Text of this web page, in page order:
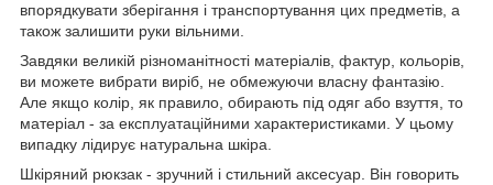
впорядкувати зберігання і транспортування цих предметів, а
також залишити руки вільними.
Завдяки великій різноманітності матеріалів, фактур, кольорів,
ви можете вибрати виріб, не обмежуючи власну фантазію.
Але якщо колір, як правило, обирають під одяг або взуття, то
матеріал - за експлуатаційними характеристиками. У цьому
випадку лідирує натуральна шкіра.
Шкіряний рюкзак - зручний і стильний аксесуар. Він говорить